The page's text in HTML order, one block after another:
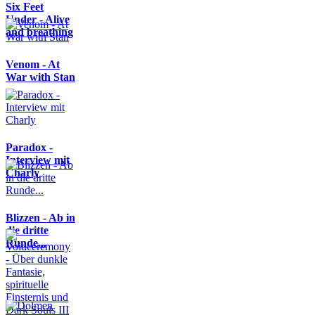
Six Feet
Under - Alive
and breathing
Venom - At
War with Stan
Paradox -
Interview mit
Charly
Blizzen - Ab in
die dritte
Runde...